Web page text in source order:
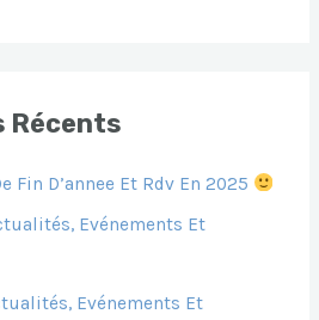
Récents
Fin D’annee Et Rdv En 2025
Evénements Et
Evénements Et